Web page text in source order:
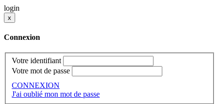
login
x
Connexion
Votre identifiant
Votre mot de passe
CONNEXION
J'ai oublié mon mot de passe